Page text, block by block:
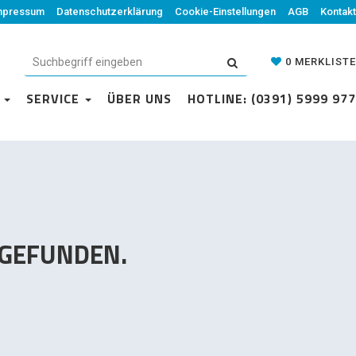
Datenschutzerklärung Cookie-Einstellungen AGB Kontakt
0 MERKLISTE
ÜBER UNS HOTLINE: (0391) 5999 977
Datenschutzerklärung Cookie-Einstellungen AGB Kontakt
0 MERKLISTE
SERVICE ÜBER UNS HOTLINE: (0391) 5999 977